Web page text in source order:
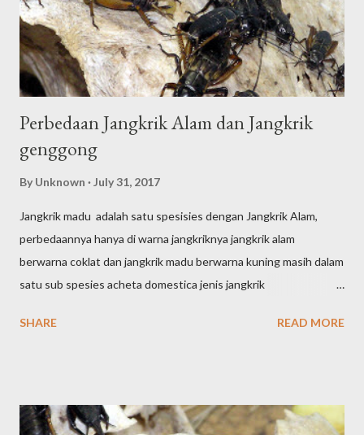
Perbedaan Jangkrik Alam dan Jangkrik
genggong
By Unknown July 31, 2017
Jangkrik madu adalah satu spesisies dengan Jangkrik Alam,
perbedaannya hanya di warna jangkriknya jangkrik alam
berwarna coklat dan jangkrik madu berwarna kuning masih dalam
satu sub spesies acheta domestica jenis jangkrik
tidak banyak mengandung air jenis jangkrik alam /seliring/alas
adalah nama lain dari Jangkrik Genggong (Gryllus Bimaculatus)
SHARE READ MORE